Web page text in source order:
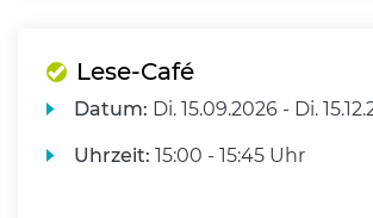
Lese-Café
Datum: Di. 15.09.2026 - Di.
Uhrzeit: 15:00 - 15:45 Uhr